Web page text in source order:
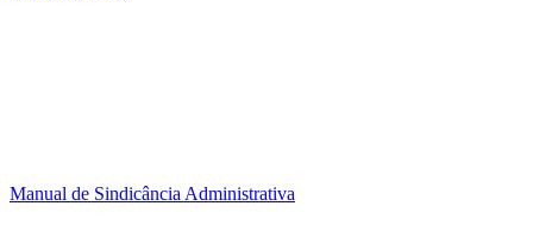
Manual de Sindicância Administrativa